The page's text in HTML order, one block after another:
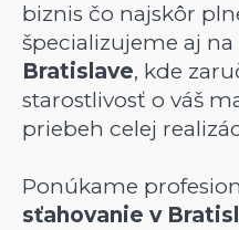
biznis čo najskôr
špecializujeme aj na
Bratislave, kde
starostlivosť o váš
priebeh celej
Ponúkame
sťahovanie v